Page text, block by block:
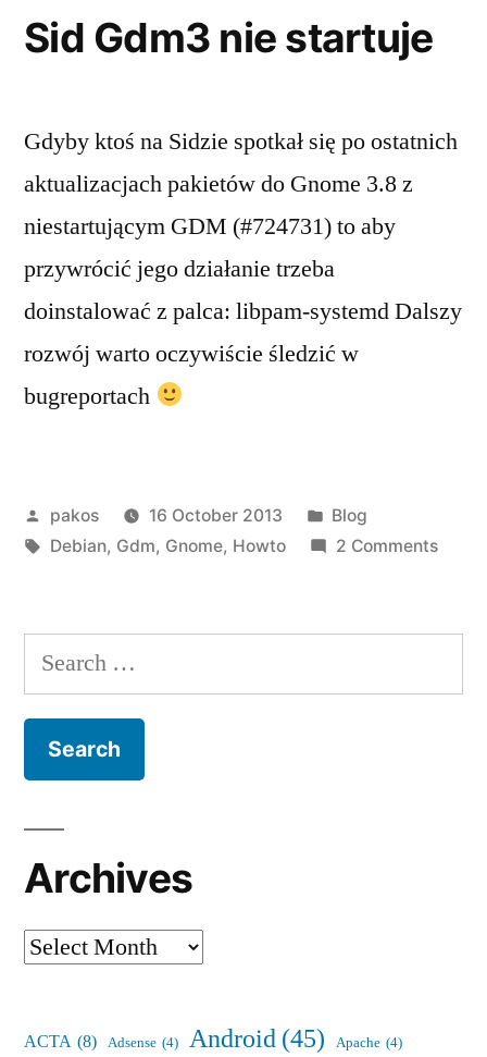
Sid Gdm3 nie startuje
Gdyby ktoś na Sidzie spotkał się po ostatnich
aktualizacjach pakietów do Gnome 3.8 z
niestartującym GDM (#724731) to aby
przywrócić jego działanie trzeba
doinstalować z palca: libpam-systemd Dalszy
rozwój warto oczywiście śledzić w
bugreportach
Posted
by
pakos 16 October 2013
Posted
in
Blog
Tags:
Debian, Gdm, Gnome, Howto 2 Commentson
nie
Search
for:
Archives
Archives
ACTA (8) Adsense (4) Android (45) Apache (4)